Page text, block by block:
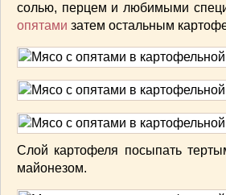
солью, перцем и любимыми
опятами затем остальным
Слой картофеля посыпать
майонезом.